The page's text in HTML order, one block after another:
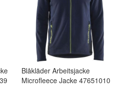
Blåkläder Arbeitsjacke
Microfleece Jacke 47651010